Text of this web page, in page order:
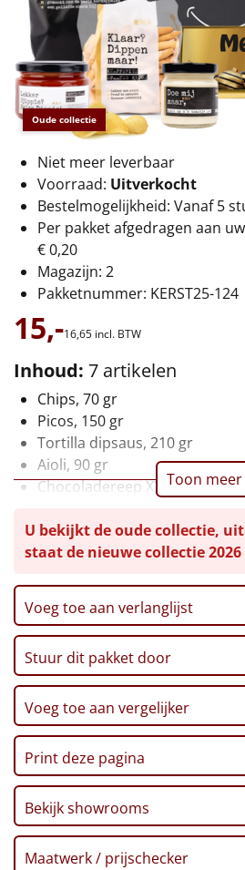
€100 en hoger
Alle kerstpakketten 2026
Thema
Origineel
Rituals
Luxe
Mannen
Vrouwen
Duurzaam
Leuke
Goedkope
Alle thema's
Artikel
Hitster NIEUW
Pizzarette
Tas
Wake up light
NIEUW
Borrelplank
Warmtekussen
Oude collectie
Niet meer leverbaar
Voorraad: Uitverkocht
Bestelmogelijkheid: Vanaf 5
Per pakket afgedragen aan
€ 0,20
Magazijn: 2
Pakketnummer: KERST25-124
15,-16,65 incl. BTW
Inhoud: 7 artikelen
Chips, 70 gr
Picos, 150 gr
Tortilla dipsaus, 210 gr
Aioli, 90 gr
Chocoladereep XXL, 225 gr
Verpakt in de BorrelBox
LET OP: Niet geschikt als
Toon meer
U bekijkt de oude collectie,
staat de nieuwe collectie
Voeg toe aan verlanglijst
Stuur dit pakket door
Voeg toe aan vergelijker
Print deze pagina
Bekijk showrooms
Maatwerk / prijschecker